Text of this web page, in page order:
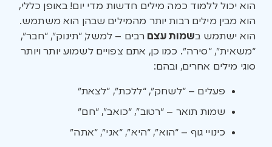
הוא יכול ללמוד כמה מילים חדשות מדי יום! באופן כללי,
הוא מבין מילים רבות יותר מהמילים שבהן הוא משתמש.
הוא ישתמש בשמות עצם רבים – למשל, “תינוק”, “חבר”,
“משאית”, “סירה”. כמו כן, אתם צפויים לשמוע יותר ויותר
סוגי מילים אחרים, ובהם:
פעלים – “לשחק”, “ללכת”, “לצאת”
שמות תואר – “רטוב”, “כואב”, “חם”
כינויי גוף – “הוא”, “היא”, “אני”, “אתה”